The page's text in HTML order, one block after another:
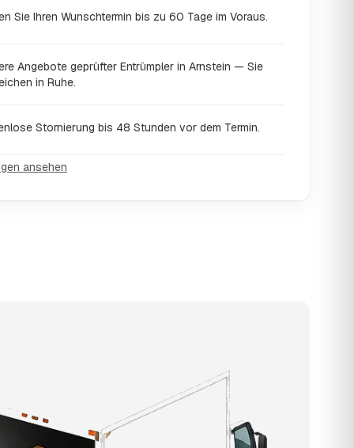
Sie Ihren Wunschtermin bis zu 60 Tage im Voraus.
Angebote geprüfter Entrümpler in Arnstein — Sie
in Ruhe.
Stornierung bis 48 Stunden vor dem Termin.
ansehen